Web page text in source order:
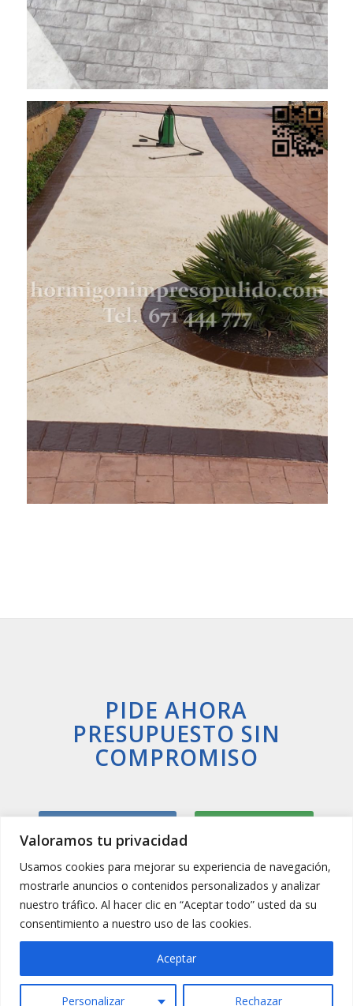
Valoramos tu privacidad
Usamos cookies para mejorar su experiencia de navegación,
mostrarle anuncios o contenidos personalizados y analizar
nuestro tráfico. Al hacer clic en “Aceptar todo” usted da su
consentimiento a nuestro uso de las cookies.
Personalizar Rechazar
Aceptar
PIDE AHORA
PRESUPUESTO SIN
COMPROMISO